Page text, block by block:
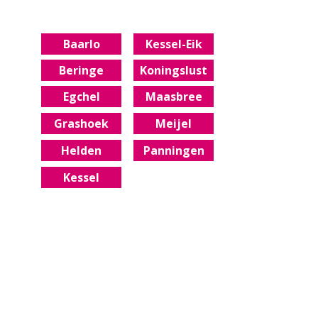
Panningen
Meijel
Maasbree​​​​​
Koningslust
Kessel-Eik
Kessel
Helden
Grashoek
Egchel
Beringe
Baarlo